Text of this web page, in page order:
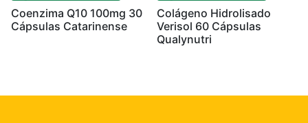
Coenzima Q10 100mg 30
Cápsulas Catarinense
Colágeno Hidrolisado
Verisol 60 Cápsulas
Qualynutri